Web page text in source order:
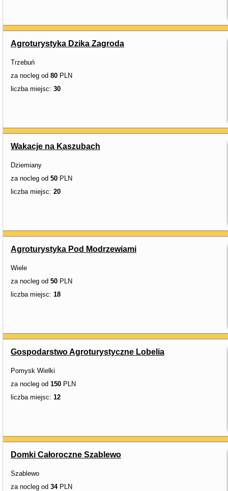
Agroturystyka Dzika Zagroda
Trzebuń
za nocleg od 80 PLN
liczba miejsc: 30
Wakacje na Kaszubach
Dziemiany
za nocleg od 50 PLN
liczba miejsc: 20
Agroturystyka Pod Modrzewiami
Wiele
za nocleg od 50 PLN
liczba miejsc: 18
Gospodarstwo Agroturystyczne Lobelia
Pomysk Wielki
za nocleg od 150 PLN
liczba miejsc: 12
Domki Całoroczne Szablewo
Szablewo
za nocleg od 34PLN